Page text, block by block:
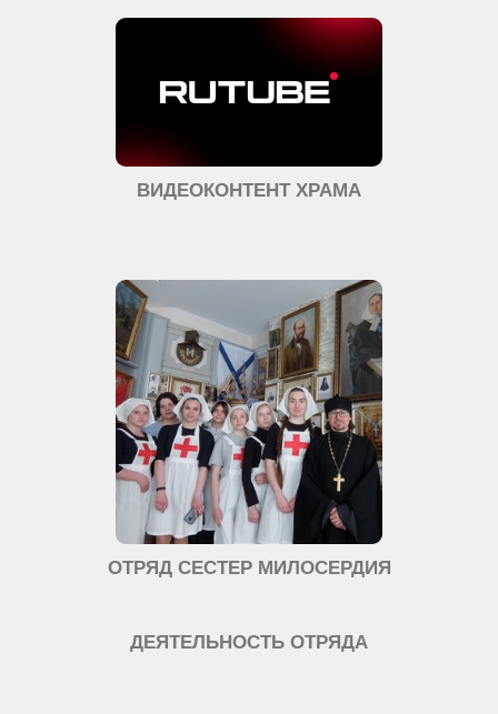
ВИДЕОКОНТЕНТ ХРАМА
ОТРЯД СЕСТЕР МИЛОСЕРДИЯ
ДЕЯТЕЛЬНОСТЬ ОТРЯДА